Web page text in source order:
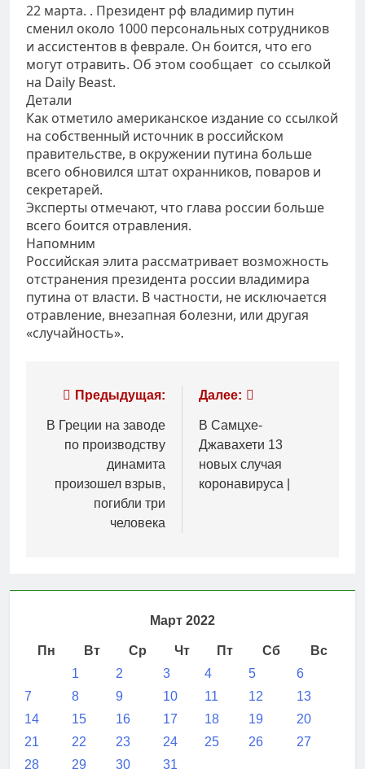
22 марта. . Президент рф владимир путин
сменил около 1000 персональных сотрудников
и ассистентов в феврале. Он боится, что его
могут отравить. Об этом сообщает со ссылкой
на Daily Beast.
Детали
Как отметило американское издание со ссылкой
на собственный источник в российском
правительстве, в окружении путина больше
всего обновился штат охранников, поваров и
секретарей.
Эксперты отмечают, что глава россии больше
всего боится отравления.
Напомним
Российская элита рассматривает возможность
отстранения президента россии владимира
путина от власти. В частности, не исключается
отравление, внезапная болезни, или другая
«случайность».
Навигация
по
записям
Предыдущая:
В Греции на заводе
по производству
динамита
произошел взрыв,
погибли три
человека
Далее:
В Самцхе-
Джавахети 13
новых случая
коронавируса |
Март 2022
Пн Вт Ср Чт Пт Сб
Вс
1
2 3 4 5
6
7
8 9 10 11 12
13
14
15 16 17 18 19
20
21
22 23 24 25 26
27
28
29 30 31